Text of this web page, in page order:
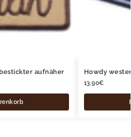
aufnäher Howdy
13,90€